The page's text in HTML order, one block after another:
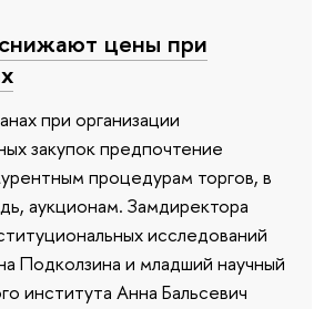
цены при
при организации
закупок предпочтение
процедурам торгов, в
аукционам. Замдиректора
исследований
Подколзина и младший научный
института Анна Бальсевич